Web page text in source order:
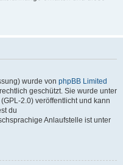
wurde von phpBB Limited
geschützt. Sie wurde unter
2.0) veröffentlicht und kann
du
Anlaufstelle ist unter